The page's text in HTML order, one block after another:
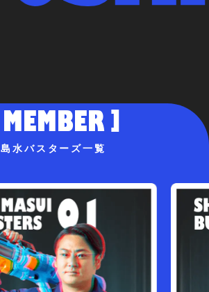
MEMBER
島水バスターズ一覧